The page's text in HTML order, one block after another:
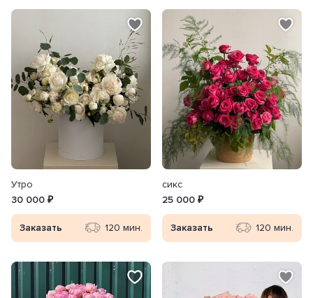
Утро
30 000 ₽
Заказать 120 мин.
сикс
25 000 ₽
Заказать 120 мин.